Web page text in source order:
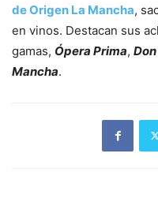
de Origen La Mancha,
en vinos. Destacan sus
gamas, Ópera Prima,
Mancha.